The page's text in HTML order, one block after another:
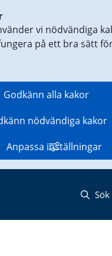
vi nödvändiga
på ett bra sätt
Godkänn alla kakor
nödvändiga kakor
Anpassa inställningar
Sök